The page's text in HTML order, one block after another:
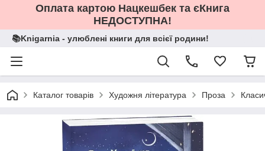
Оплата картою Нацкешбек та єКнига
НЕДОСТУПНА!
📚Knigarnia - улюблені книги для всієї родини!
Каталог товарів Художня література Проза